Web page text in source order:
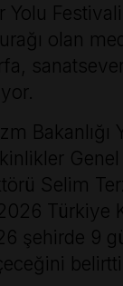
Yolu
olan
Bakanlığı
Selim
Türkiye
şehirde 9